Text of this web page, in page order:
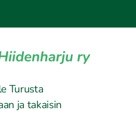
Sivuston etusivulle
Turusta
ja takaisin